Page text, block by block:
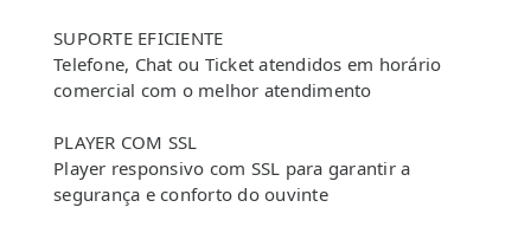
SUPORTE EFICIENTE
Telefone, Chat ou Ticket atendidos em horário
comercial com o melhor atendimento
PLAYER COM SSL
Player responsivo com SSL para garantir a
segurança e conforto do ouvinte